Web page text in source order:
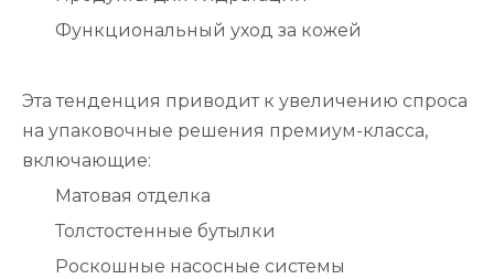
Функциональный уход за кожей
Эта тенденция приводит к увеличению спроса
на упаковочные решения премиум-класса,
включающие:
Матовая отделка
Толстостенные бутылки
Роскошные насосные системы